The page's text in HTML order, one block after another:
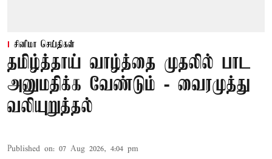
சினிமா செய்திகள்
தமிழ்த்தாய் வாழ்த்தை முதலில் பாட
அனுமதிக்க வேண்டும் - வைரமுத்து
வலியுறுத்தல்
Published on: 07 Aug 2026, 4:04 pm